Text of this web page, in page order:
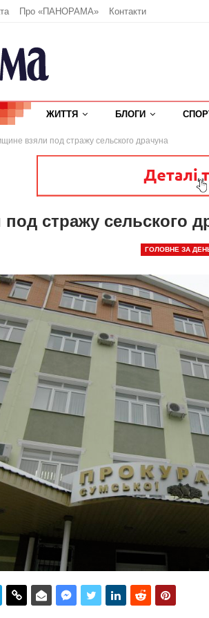
Про «ПАНОРАМА» Контакти
ЖИТТЯ БЛОГИ
взяли под стражу сельского драчуна
стражу сельского
ГОЛОВНЕ ЗА